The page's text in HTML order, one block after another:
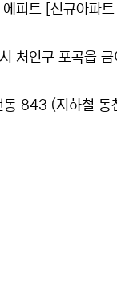
피트 [신규아파
처인구 포곡읍
843 (지하철 동